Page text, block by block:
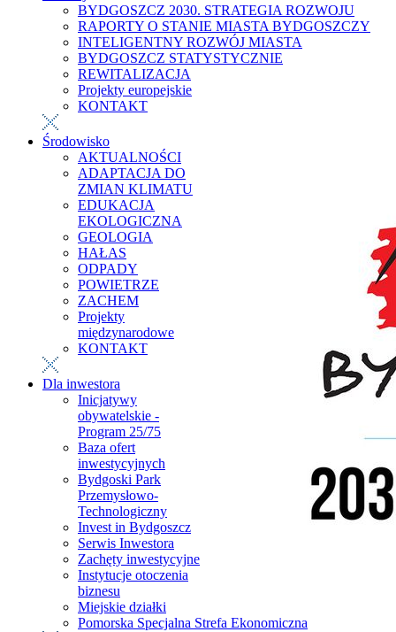
BYDGOSZCZ 2030. STRATEGIA ROZWOJU
RAPORTY O STANIE MIASTA BYDGOSZCZY
INTELIGENTNY ROZWÓJ MIASTA
BYDGOSZCZ STATYSTYCZNIE
REWITALIZACJA
Projekty europejskie
KONTAKT
Środowisko
AKTUALNOŚCI
ADAPTACJA DO
ZMIAN KLIMATU
EDUKACJA
EKOLOGICZNA
GEOLOGIA
HAŁAS
ODPADY
POWIETRZE
ZACHEM
Projekty
międzynarodowe
KONTAKT
Dla inwestora
Inicjatywy
obywatelskie -
Program 25/75
Baza ofert
inwestycyjnych
Bydgoski Park
Przemysłowo-
Technologiczny
Invest in Bydgoszcz
Serwis Inwestora
Zachęty inwestycyjne
Instytucje otoczenia
biznesu
Miejskie działki
Pomorska Specjalna Strefa Ekonomiczna